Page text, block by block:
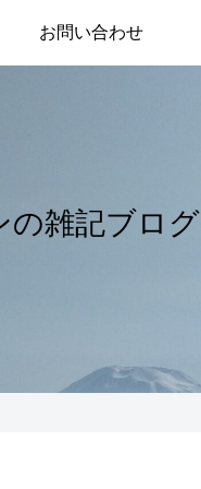
の雑記ブログ
お問い合わせ